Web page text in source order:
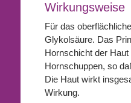
Wirkungsweise
Für das
Glykolsäure. Das
Hornschicht der
Hornschuppen, so
Die Haut wirkt
Wirkung.